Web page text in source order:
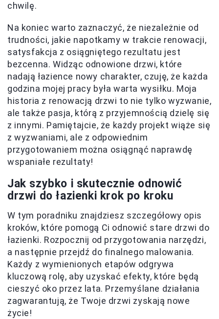
chwilę.
Na koniec warto zaznaczyć, że niezależnie od
trudności, jakie napotkamy w trakcie renowacji,
satysfakcja z osiągniętego rezultatu jest
bezcenna. Widząc odnowione drzwi, które
nadają łazience nowy charakter, czuję, że każda
godzina mojej pracy była warta wysiłku. Moja
historia z renowacją drzwi to nie tylko wyzwanie,
ale także pasja, którą z przyjemnością dzielę się
z innymi. Pamiętajcie, że każdy projekt wiąże się
z wyzwaniami, ale z odpowiednim
przygotowaniem można osiągnąć naprawdę
wspaniałe rezultaty!
Jak szybko i skutecznie odnowić
drzwi do łazienki krok po kroku
W tym poradniku znajdziesz szczegółowy opis
kroków, które pomogą Ci odnowić stare drzwi do
łazienki. Rozpocznij od przygotowania narzędzi,
a następnie przejdź do finalnego malowania.
Każdy z wymienionych etapów odgrywa
kluczową rolę, aby uzyskać efekty, które będą
cieszyć oko przez lata. Przemyślane działania
zagwarantują, że Twoje drzwi zyskają nowe
życie!